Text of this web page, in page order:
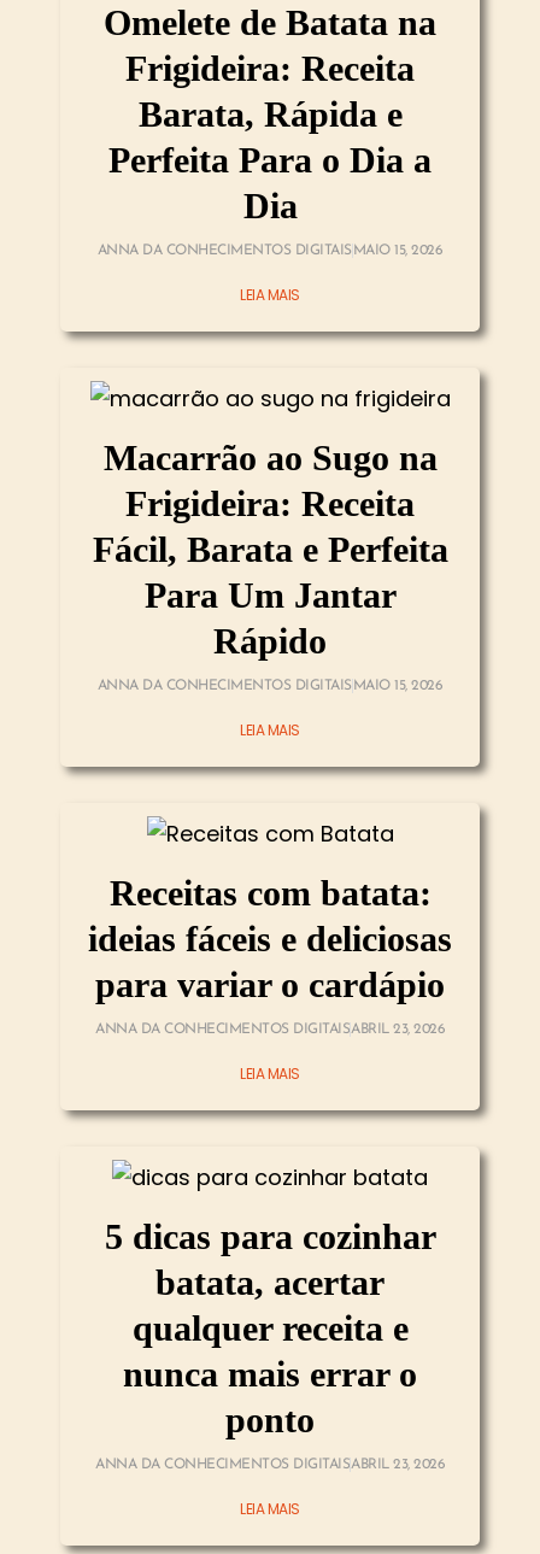
Omelete de Batata na
Frigideira: Receita
Barata, Rápida e
Perfeita Para o Dia a
Dia
ANNA DA CONHECIMENTOS DIGITAIS MAIO 15, 2026
LEIA MAIS
Macarrão ao Sugo na
Frigideira: Receita
Fácil, Barata e Perfeita
Para Um Jantar
Rápido
ANNA DA CONHECIMENTOS DIGITAIS MAIO 15, 2026
LEIA MAIS
Receitas com batata:
ideias fáceis e deliciosas
para variar o cardápio
ANNA DA CONHECIMENTOS DIGITAISABRIL 23, 2026
LEIA MAIS
5 dicas para cozinhar
batata, acertar
qualquer receita e
nunca mais errar o
ponto
ANNA DA CONHECIMENTOS DIGITAISABRIL 23, 2026
LEIA MAIS